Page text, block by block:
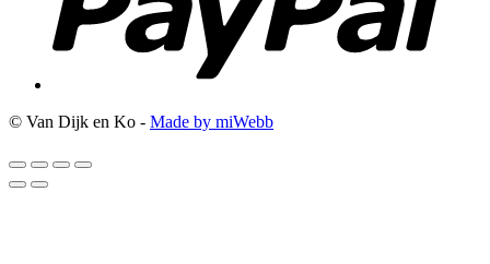
© Van Dijk en Ko - Made by miWebb